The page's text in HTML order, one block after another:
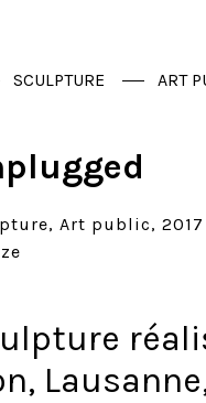
SCULPTURE ART
Art public
2017